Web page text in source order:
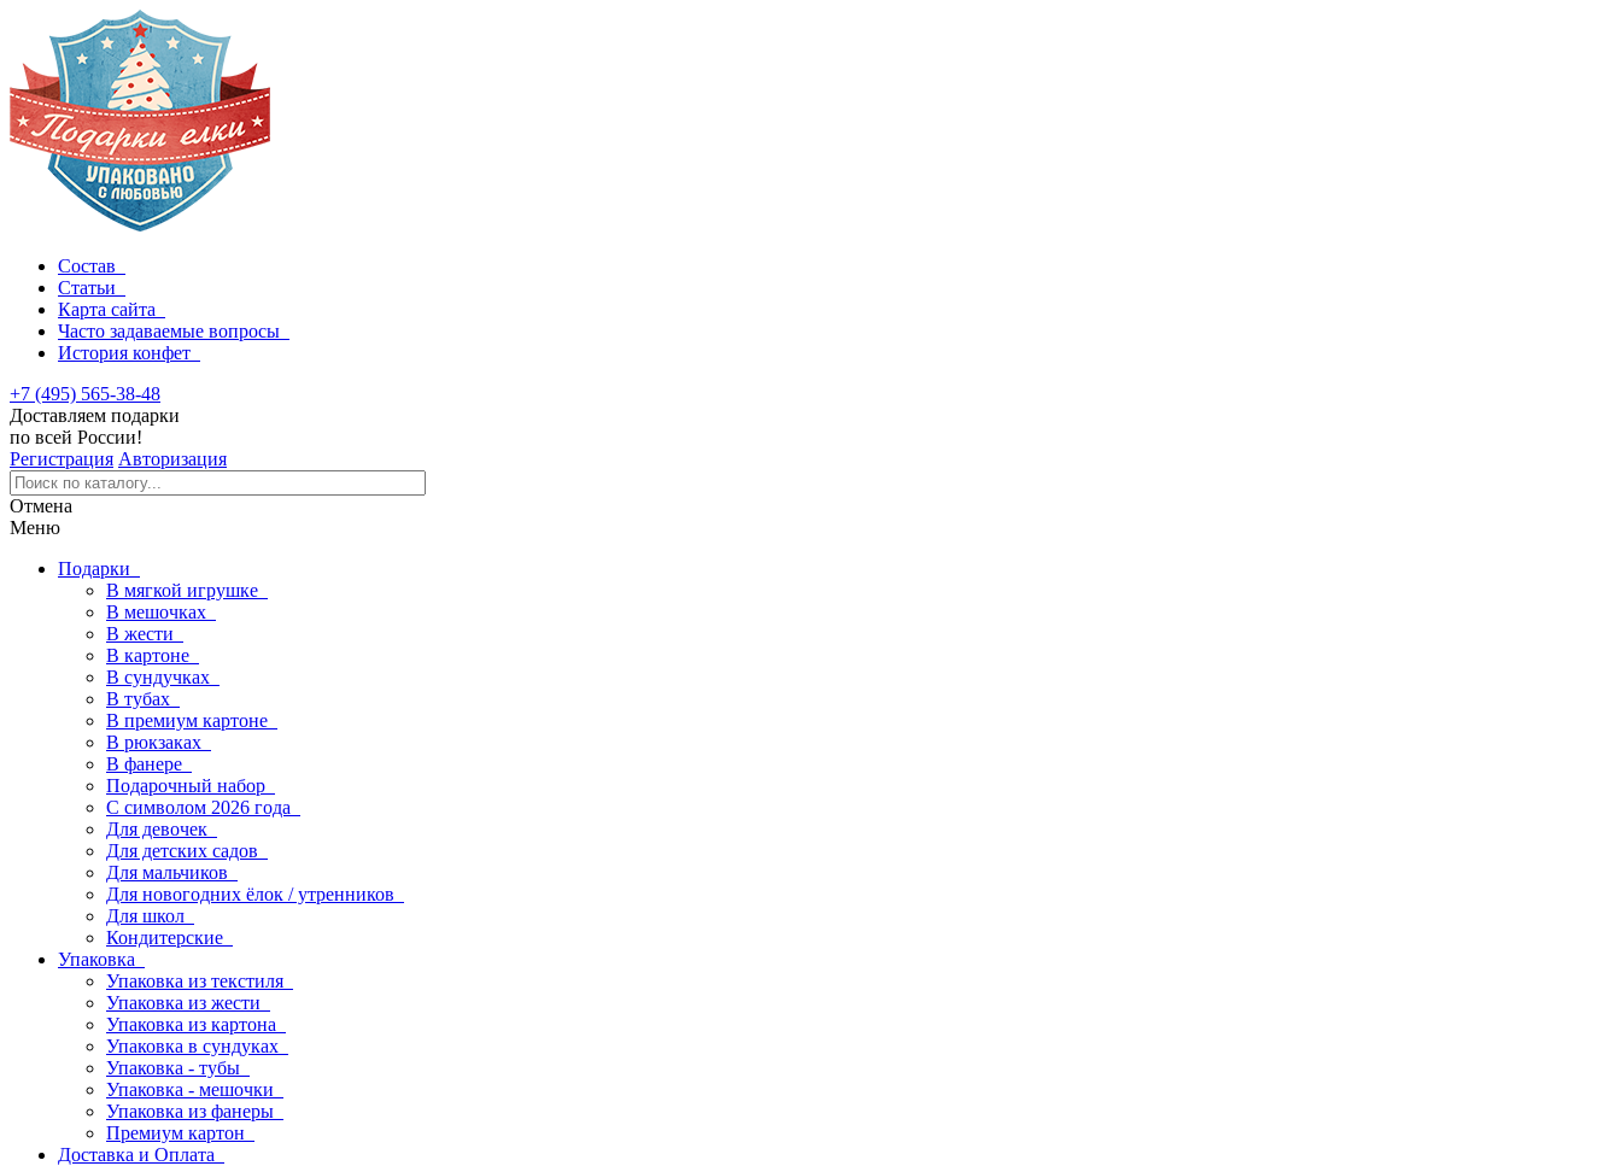
Состав
Статьи
Карта сайта
Часто задаваемые вопросы
История конфет
+7 (495) 565-38-48
Доставляем подарки
по всей России!
Регистрация Авторизация
Отмена
Меню
Подарки
В мягкой игрушке
В мешочках
В жести
В картоне
В сундучках
В тубах
В премиум картоне
В рюкзаках
В фанере
Подарочный набор
С символом 2026 года
Для девочек
Для детских садов
Для мальчиков
Для новогодних ёлок / утренников
Для школ
Кондитерские
Упаковка
Упаковка из текстиля
Упаковка из жести
Упаковка из картона
Упаковка в сундуках
Упаковка - тубы
Упаковка - мешочки
Упаковка из фанеры
Премиум картон
Доставка и Оплата